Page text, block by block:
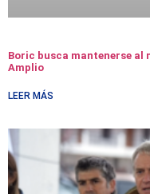
Boric busca mantenerse al
Amplio
LEER MÁS